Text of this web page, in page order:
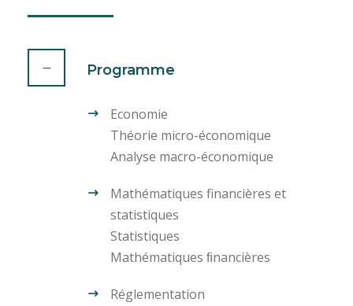
Programme
Economie
Théorie micro-économique
Analyse macro-économique
Mathématiques financières et
statistiques
Statistiques
Mathématiques ﬁnancières
Réglementation